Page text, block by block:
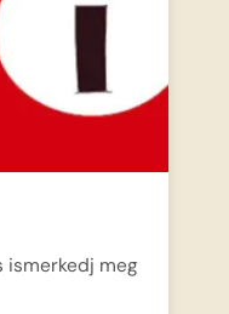
ismerkedj meg